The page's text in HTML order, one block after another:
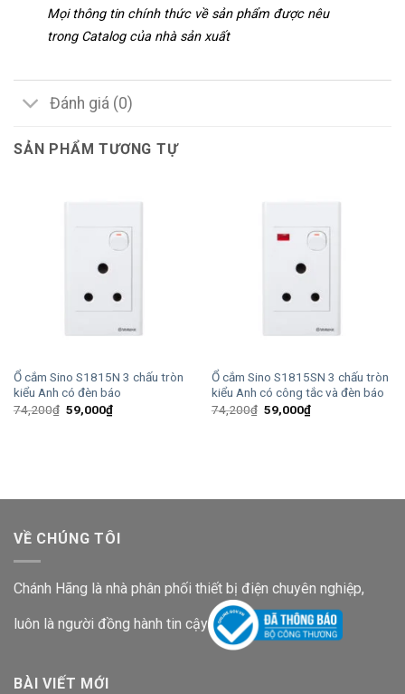
Mọi thông tin chính thức về sản phẩm được nêu
trong Catalog của nhà sản xuất
Đánh giá (0)
SẢN PHẨM TƯƠNG TỰ
Ổ cắm Sino S1815N 3 chấu tròn
kiểu Anh có đèn báo
74,200₫ Giá
gốc
59,000₫Giá
hiện
Ổ cắm Sino S1815SN 3 chấu tròn
kiểu Anh có công tắc và đèn báo
74,200₫ Giá
gốc
59,000₫Giá
hiện
VỀ CHÚNG TÔI
Chánh Hãng là nhà phân phối thiết bị điện chuyên nghiệp,
luôn là người đồng hành tin cậy
BÀI VIẾT MỚI